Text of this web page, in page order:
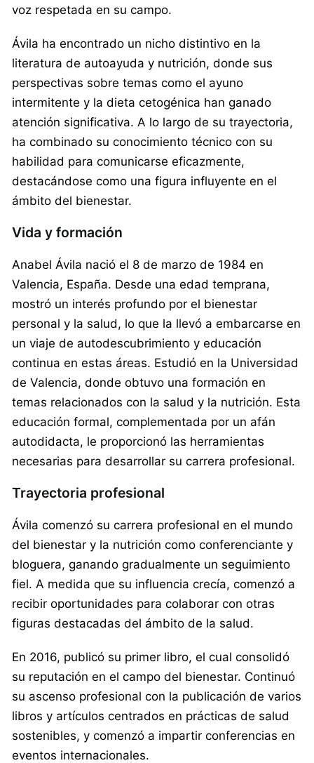
voz respetada en su campo.
Ávila ha encontrado un nicho distintivo en la
literatura de autoayuda y nutrición, donde sus
perspectivas sobre temas como el ayuno
intermitente y la dieta cetogénica han ganado
atención significativa. A lo largo de su trayectoria,
ha combinado su conocimiento técnico con su
habilidad para comunicarse eficazmente,
destacándose como una figura influyente en el
ámbito del bienestar.
Vida y formación
Anabel Ávila nació el 8 de marzo de 1984 en
Valencia, España. Desde una edad temprana,
mostró un interés profundo por el bienestar
personal y la salud, lo que la llevó a embarcarse en
un viaje de autodescubrimiento y educación
continua en estas áreas. Estudió en la Universidad
de Valencia, donde obtuvo una formación en
temas relacionados con la salud y la nutrición. Esta
educación formal, complementada por un afán
autodidacta, le proporcionó las herramientas
necesarias para desarrollar su carrera profesional.
Trayectoria profesional
Ávila comenzó su carrera profesional en el mundo
del bienestar y la nutrición como conferenciante y
bloguera, ganando gradualmente un seguimiento
fiel. A medida que su influencia crecía, comenzó a
recibir oportunidades para colaborar con otras
figuras destacadas del ámbito de la salud.
En 2016, publicó su primer libro, el cual consolidó
su reputación en el campo del bienestar. Continuó
su ascenso profesional con la publicación de varios
libros y artículos centrados en prácticas de salud
sostenibles, y comenzó a impartir conferencias en
eventos internacionales.